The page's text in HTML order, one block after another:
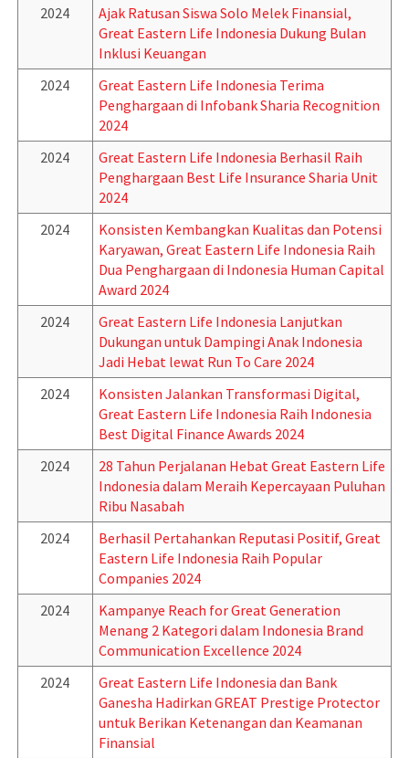
2024
Ajak Ratusan Siswa Solo Melek Finansial,
Great Eastern Life Indonesia Dukung Bulan
Inklusi Keuangan
2024
Great Eastern Life Indonesia Terima
Penghargaan di Infobank Sharia Recognition
2024
2024
Great Eastern Life Indonesia Berhasil Raih
Penghargaan Best Life Insurance Sharia Unit
2024
2024
Konsisten Kembangkan Kualitas dan Potensi
Karyawan, Great Eastern Life Indonesia Raih
Dua Penghargaan di Indonesia Human Capital
Award 2024
2024
Great Eastern Life Indonesia Lanjutkan
Dukungan untuk Dampingi Anak Indonesia
Jadi Hebat lewat Run To Care 2024
2024
Konsisten Jalankan Transformasi Digital,
Great Eastern Life Indonesia Raih Indonesia
Best Digital Finance Awards 2024
2024
28 Tahun Perjalanan Hebat Great Eastern Life
Indonesia dalam Meraih Kepercayaan Puluhan
Ribu Nasabah
2024
Berhasil Pertahankan Reputasi Positif, Great
Eastern Life Indonesia Raih Popular
Companies 2024
2024
Kampanye Reach for Great Generation
Menang 2 Kategori dalam Indonesia Brand
Communication Excellence 2024
2024
Great Eastern Life Indonesia dan Bank
Ganesha Hadirkan GREAT Prestige Protector
untuk Berikan Ketenangan dan Keamanan
Finansial